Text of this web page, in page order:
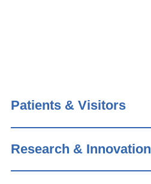
Patients & Visitors
Research & Innovation